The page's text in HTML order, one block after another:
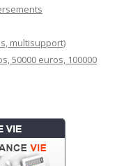
multisupport)
50000 euros, 100000